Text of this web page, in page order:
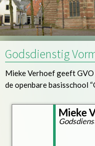
Godsdienstig
Mieke Verhoef geeft
de openbare basisschool
Mieke